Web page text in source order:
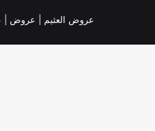
عروض العثيم عروض